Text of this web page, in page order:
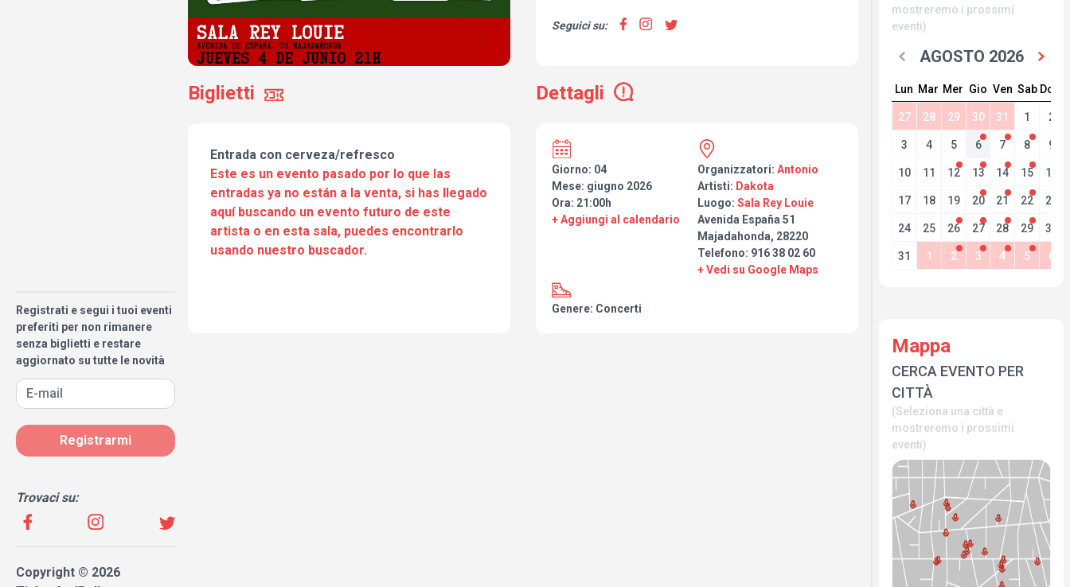
Registrati e segui i tuoi eventi
preferiti per non rimanere
senza biglietti e restare
aggiornato su tutte le novità
Registrarmi
Trovaci su:
Copyright © 2026
Seguici su:
Biglietti Dettagli
Entrada con cerveza/refresco
Este es un evento pasado por lo que las
entradas ya no están a la venta, si has llegado
aquí buscando un evento futuro de este
artista o en esta sala, puedes encontrarlo
usando nuestro buscador.
Giorno: 04
Mese: giugno 2026
Ora: 21:00h
+ Aggiungi al calendario
Organizzatori: Antonio
Artisti: Dakota
Luogo: Sala Rey Louie
Avenida España 51
Majadahonda, 28220
Telefono: 916 38 02 60
+ Vedi su Google Maps
Genere: Concerti
mostreremo i prossimi
eventi)
AGOSTO 2026
Lun Mar Mer Gio Ven Sab Dom
27 28 29 30 31 1 2
3 4 5 6 7 8 9
10 11 12 13 14 15 16
17 18 19 20 21 22 23
24 25 26 27 28 29 30
31 1 2 3 4 5 6
Mappa
CERCA EVENTO PER
CITTÀ
(Seleziona una città e
mostreremo i prossimi
eventi)